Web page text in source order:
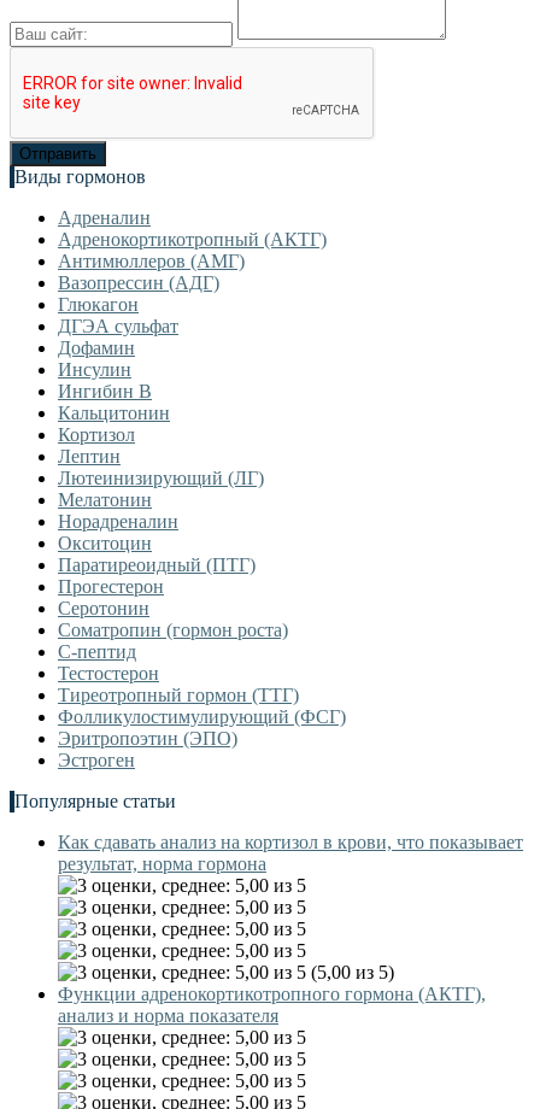
Виды гормонов
Адреналин
Адренокортикотропный (АКТГ)
Антимюллеров (АМГ)
Вазопрессин (АДГ)
Глюкагон
ДГЭА сульфат
Дофамин
Инсулин
Ингибин В
Кальцитонин
Кортизол
Лептин
Лютеинизирующий (ЛГ)
Мелатонин
Норадреналин
Окситоцин
Паратиреоидный (ПТГ)
Прогестерон
Серотонин
Соматропин (гормон роста)
С-пептид
Тестостерон
Тиреотропный гормон (ТТГ)
Фолликулостимулирующий (ФСГ)
Эритропоэтин (ЭПО)
Эстроген
Популярные статьи
Как сдавать анализ на кортизол в крови, что показывает
результат, норма гормона
(5,00 из 5)
Функции адренокортикотропного гормона (АКТГ),
анализ и норма показателя